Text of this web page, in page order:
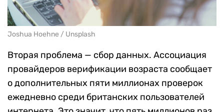
Joshua Hoehne / Unsplash
Вторая проблема — сбор данных. Ассоциация
провайдеров верификации возраста сообщает
о дополнительных пяти миллионах проверок
ежедневно среди британских пользователей